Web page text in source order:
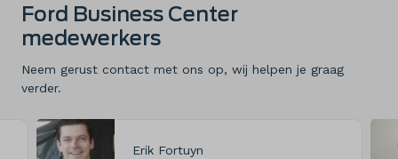
Ford Business Center
medewerkers
Neem gerust contact met ons op, wij helpen je graag
verder.
Erik Fortuyn